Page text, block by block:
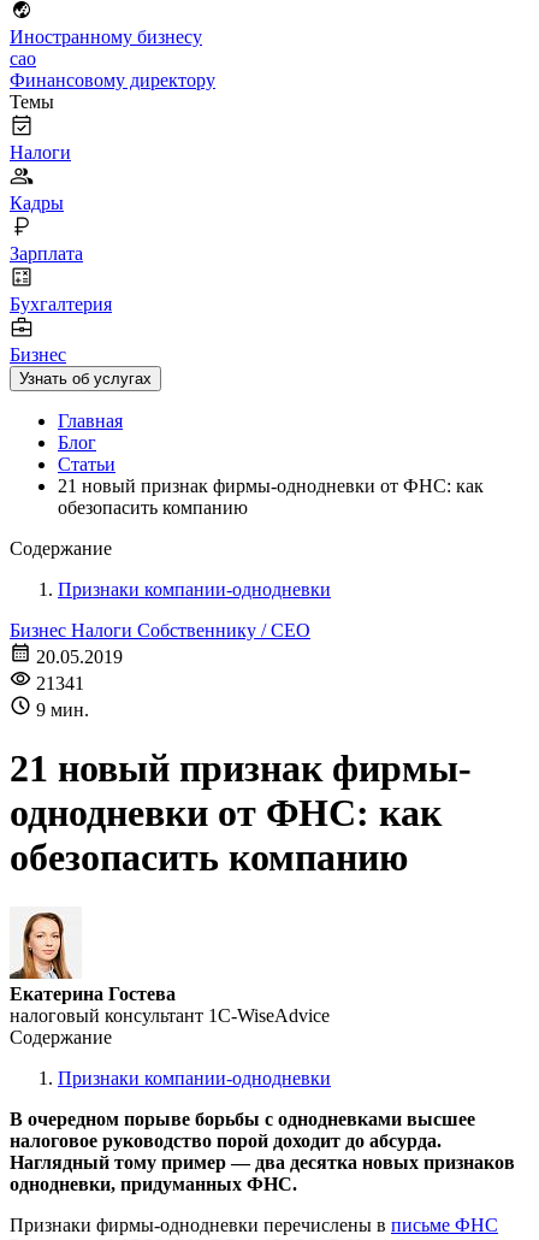
Иностранному бизнесу
cao
Финансовому директору
Темы
Налоги
Кадры
Зарплата
Бухгалтерия
Бизнес
Узнать об услугах
Главная
Блог
Статьи
21 новый признак фирмы-однодневки от ФНС: как
обезопасить компанию
Содержание
Признаки компании-однодневки
Бизнес Налоги Собственнику / CEO
20.05.2019
21341
9 мин.
21 новый признак фирмы-
однодневки от ФНС: как
обезопасить компанию
Екатерина Гостева
налоговый консультант 1C-WiseAdvice
Содержание
Признаки компании-однодневки
В очередном порыве борьбы с однодневками высшее
налоговое руководство порой доходит до абсурда.
Наглядный тому пример — два десятка новых признаков
однодневки, придуманных ФНС.
Признаки фирмы-однодневки перечислены в письме ФНС